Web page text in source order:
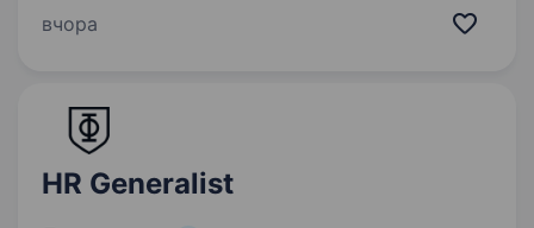
(не Київ) Графік — вахта або з постійним
вчора
HR Generalist